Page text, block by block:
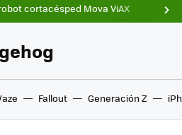
cortacésped Mova ViAX
Fallout Generación Z